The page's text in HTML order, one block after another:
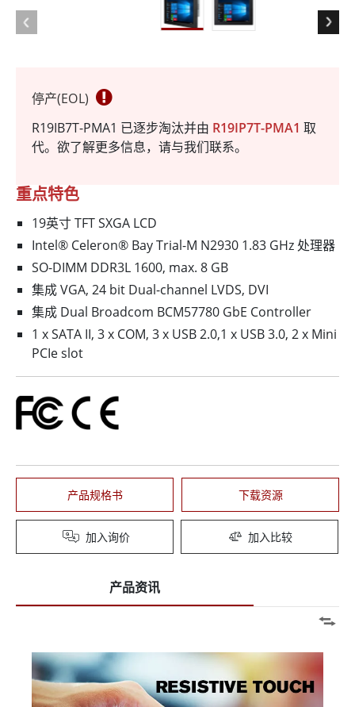
停产(EOL)
R19IB7T-PMA1 已逐步淘汰并由 R19IP7T-PMA1 取
代。欲了解更多信息，请与我们联系。
重点特色
19英寸 TFT SXGA LCD
Intel® Celeron® Bay Trial-M N2930 1.83 GHz 处理器
SO-DIMM DDR3L 1600, max. 8 GB
集成 VGA, 24 bit Dual-channel LVDS, DVI
集成 Dual Broadcom BCM57780 GbE Controller
1 x SATA II, 3 x COM, 3 x USB 2.0,1 x USB 3.0, 2 x Mini
PCIe slot
产品规格书 下载资源
加入询价 加入比较
产品资讯